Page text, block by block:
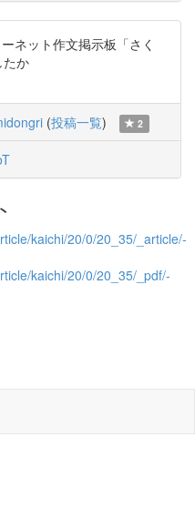
ネット作文掲示板「さく
たか
(投稿一覧) 2
kaichi/20/0/20_35/_article/-
kaichi/20/0/20_35/_pdf/-